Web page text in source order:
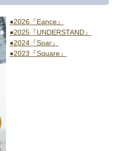
●2026『Eance』
●2025『UNDERSTAND』
●2024『Soar』
●2023『Square』